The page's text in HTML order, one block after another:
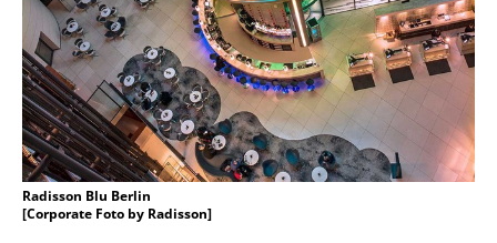
Radisson Blu Berlin
[Corporate Foto by Radisson]